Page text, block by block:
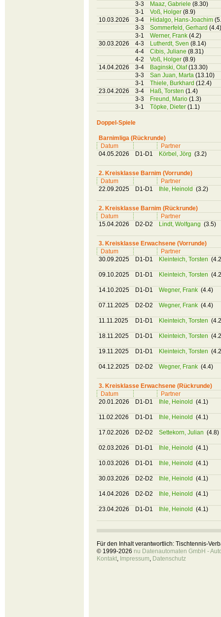
3-3
Maaz, Gabriele (8.30)
3-1
Voß, Holger (8.9)
10.03.2026
3-4 Hidalgo, Hans-Joachim
3-3
Sommerfeld, Gerhard (4.4)
3-1
Werner, Frank (4.2)
30.03.2026
4-3 Lutherdt, Sven (8.14)
4-4
Cibis, Juliane (8.31)
4-2
Voß, Holger (8.9)
14.04.2026
3-4 Baginski, Olaf(13.30)
3-3
San Juan, Marta (13.10)
3-1
Thiele, Burkhard (12.4)
23.04.2026
3-4 Haß, Torsten (1.4)
3-3
Freund, Mario (1.3)
3-1
Töpke, Dieter (1.1)
Doppel-Spiele
Barnimliga (Rückrunde)
Datum
Partner
04.05.2026
D1-D1 Körbel, Jörg (3.2)
2. Kreisklasse Barnim (Vorrunde)
Datum
Partner
22.09.2025
D1-D1 Ihle, Heinold (3.2)
2. Kreisklasse Barnim (Rückrunde)
Datum
Partner
15.04.2026
D2-D2 Lindt, Wolfgang (3.5)
3. Kreisklasse Erwachsene (Vorrunde)
Datum
Partner
30.09.2025
D1-D1 Kleinteich, Torsten
09.10.2025 D1-D1 Kleinteich, Torsten
14.10.2025 D1-D1 Wegner, Frank (4.4)
07.11.2025 D2-D2 Wegner, Frank (4.4)
11.11.2025 D1-D1 Kleinteich, Torsten
18.11.2025 D1-D1 Kleinteich, Torsten
19.11.2025 D1-D1 Kleinteich, Torsten
04.12.2025 D2-D2 Wegner, Frank (4.4)
3. Kreisklasse Erwachsene (Rückrunde)
Datum
Partner
20.01.2026
D1-D1 Ihle, Heinold (4.1)
11.02.2026 D1-D1 Ihle, Heinold (4.1)
17.02.2026 D2-D2 Settekorn, Julian (4.8)
02.03.2026 D1-D1 Ihle, Heinold (4.1)
10.03.2026 D1-D1 Ihle, Heinold (4.1)
30.03.2026 D2-D2 Ihle, Heinold (4.1)
14.04.2026 D2-D2 Ihle, Heinold (4.1)
23.04.2026 D1-D1 Ihle, Heinold (4.1)
Für den Inhalt verantwortlich: Tischtennis-
© 1999-2026 nu Datenautomaten GmbH -
Kontakt, Impressum, Datenschutz